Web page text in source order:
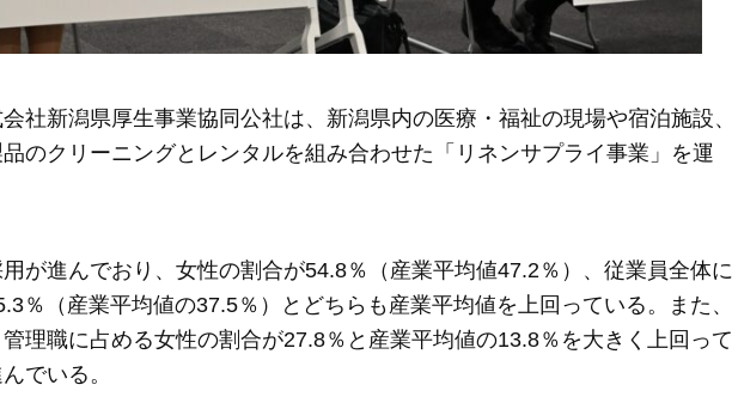
社新潟県厚生事業協同公社は、新潟県内の医療・福祉の現場や宿泊施設、
のクリーニングとレンタルを組み合わせた「リネンサプライ事業」を運
が進んでおり、女性の割合が54.8％（産業平均値47.2％）、従業員全体に
％（産業平均値の37.5％）とどちらも産業平均値を上回っている。また、
理職に占める女性の割合が27.8％と産業平均値の13.8％を大きく上回って
でいる。